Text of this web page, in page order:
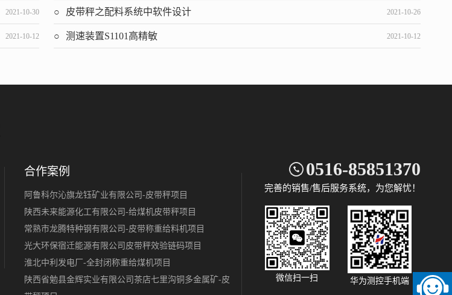
2021-10-30 皮带秤之配料系统中软件设计 2021-10-26
2021-10-12 测速装置S1101高精敏 2021-10-12
合作案例
阿鲁科尔沁旗龙钰矿业有限公司-皮带秤项目
陕西未来能源化工有限公司-给煤机皮带秤项目
常熟市龙腾特种钢有限公司-皮带称重给料机项目
光大环保宿迁能源有限公司皮带秤效验链码项目
淮北中利发电厂-全封闭称重给煤机项目
陕西省勉县金辉实业有限公司茶店七里沟铜多金属矿-皮
0516-85851370
完善的销售/售后服务系统，为您解忧！
微信扫一扫 华为测控手机端